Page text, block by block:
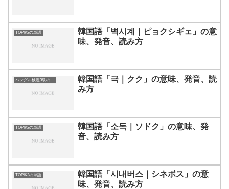
TOPIK2の単語
韓国語「벽시계｜ピョクシギェ」の意
味、発音、読み方
ハングル検定3級の単語
韓国語「극｜クク」の意味、発音、読
み方
TOPIK2の単語
韓国語「소독｜ソドク」の意味、発
音、読み方
TOPIK2の単語
韓国語「시내버스｜シネボス」の意
味、発音、読み方